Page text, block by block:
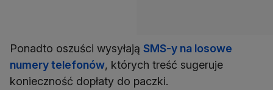
Ponadto oszuści wysyłają SMS-y na losowe
numery telefonów, których treść sugeruje
konieczność dopłaty do paczki.